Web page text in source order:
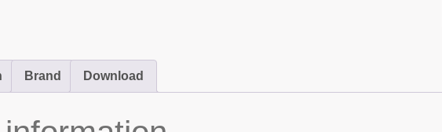
Brand Download